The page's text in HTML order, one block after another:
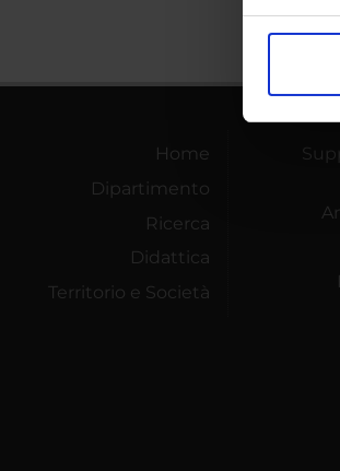
che
Home
Dipartimento
Ricerca
Didattica
Territorio e Società